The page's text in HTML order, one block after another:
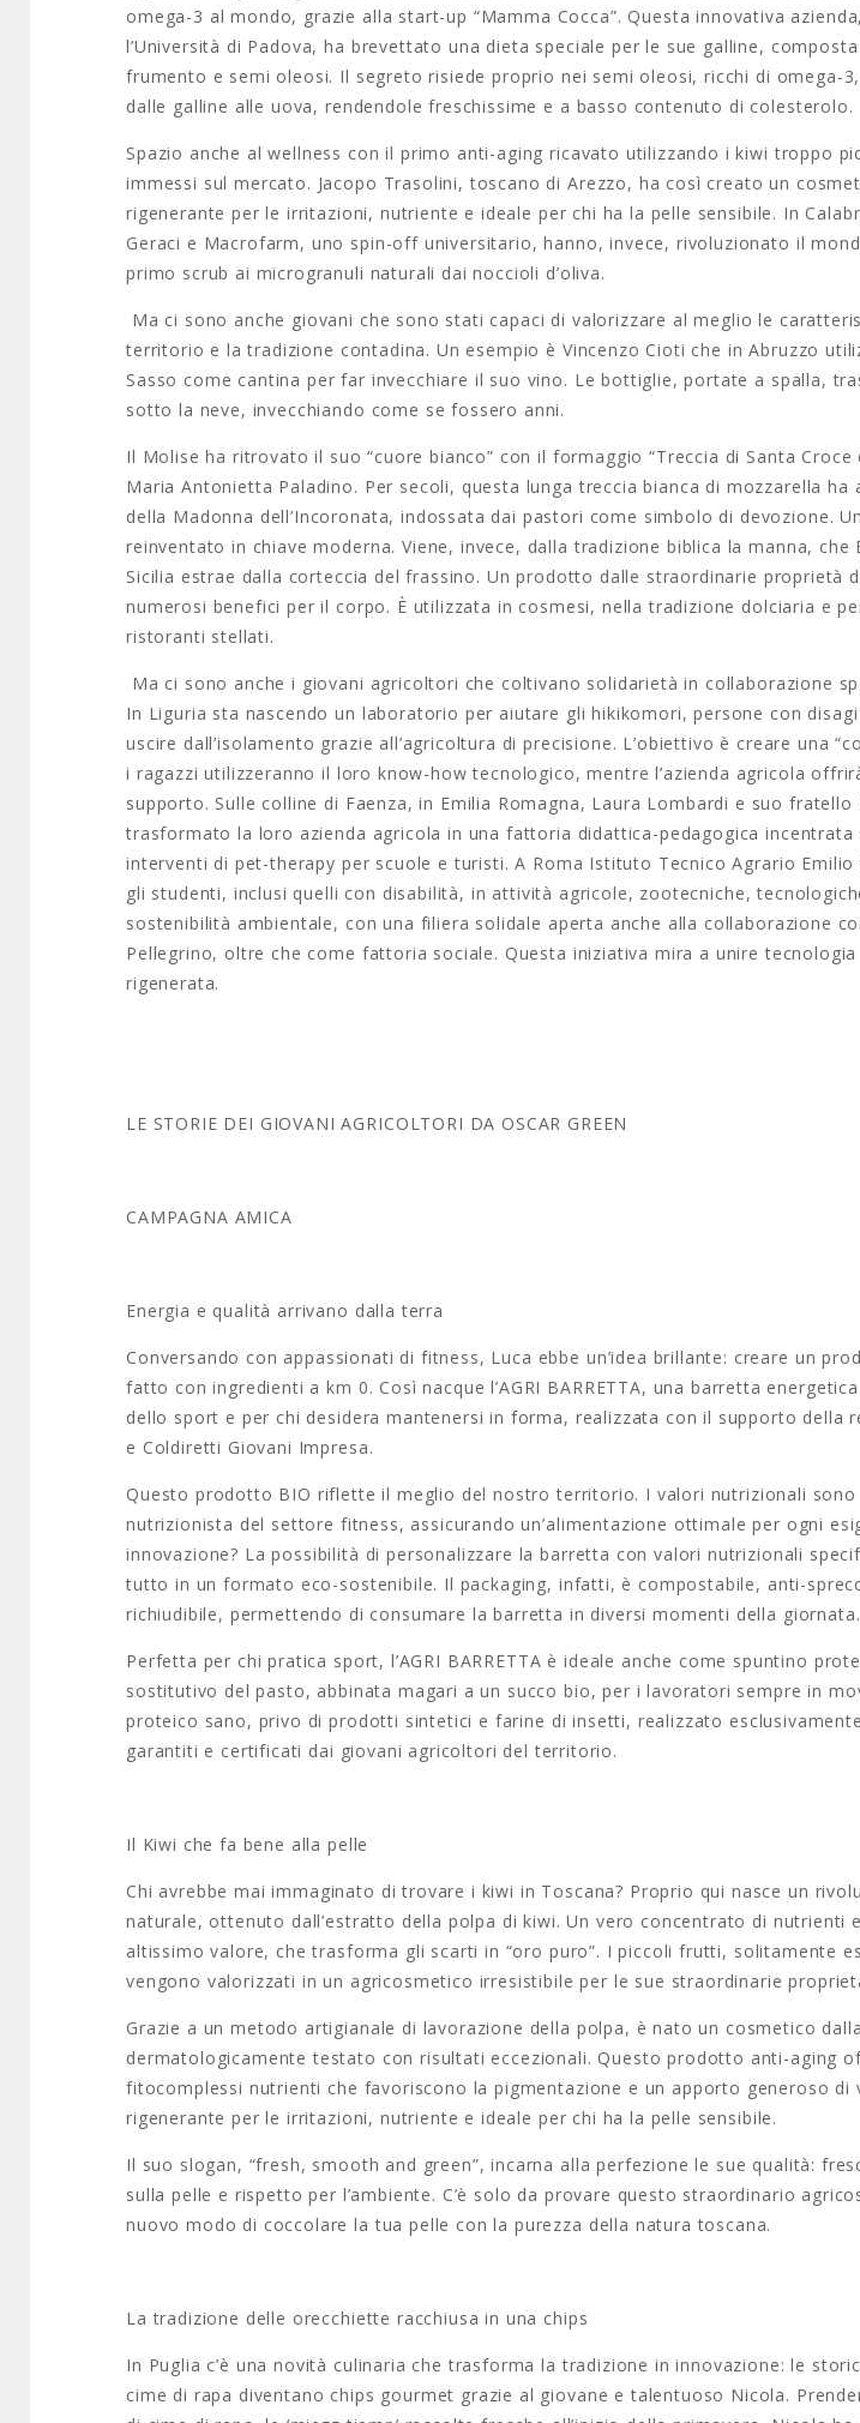
omega-3 al mondo, grazie alla start-up “Mamma Cocca”. Questa innovativa
l’Università di Padova, ha brevettato una dieta speciale per le sue galline,
frumento e semi oleosi. Il segreto risiede proprio nei semi oleosi, ricchi di omega-
dalle galline alle uova, rendendole freschissime e a basso contenuto di colesterolo.
Spazio anche al wellness con il primo anti-aging ricavato utilizzando i kiwi troppo
immessi sul mercato. Jacopo Trasolini, toscano di Arezzo, ha così creato un
rigenerante per le irritazioni, nutriente e ideale per chi ha la pelle sensibile. In
Geraci e Macrofarm, uno spin-off universitario, hanno, invece, rivoluzionato il
primo scrub ai microgranuli naturali dai noccioli d’oliva.
Ma ci sono anche giovani che sono stati capaci di valorizzare al meglio le
territorio e la tradizione contadina. Un esempio è Vincenzo Cioti che in Abruzzo
Sasso come cantina per far invecchiare il suo vino. Le bottiglie, portate a spalla,
sotto la neve, invecchiando come se fossero anni.
Il Molise ha ritrovato il suo “cuore bianco” con il formaggio “Treccia di Santa Croce
Maria Antonietta Paladino. Per secoli, questa lunga treccia bianca di mozzarella ha
della Madonna dell’Incoronata, indossata dai pastori come simbolo di devozione.
reinventato in chiave moderna. Viene, invece, dalla tradizione biblica la manna, che
Sicilia estrae dalla corteccia del frassino. Un prodotto dalle straordinarie proprietà
numerosi benefici per il corpo. È utilizzata in cosmesi, nella tradizione dolciaria e
ristoranti stellati.
Ma ci sono anche i giovani agricoltori che coltivano solidarietà in collaborazione
In Liguria sta nascendo un laboratorio per aiutare gli hikikomori, persone con
uscire dall’isolamento grazie all’agricoltura di precisione. L’obiettivo è creare una
i ragazzi utilizzeranno il loro know-how tecnologico, mentre l’azienda agricola
supporto. Sulle colline di Faenza, in Emilia Romagna, Laura Lombardi e suo fratello
trasformato la loro azienda agricola in una fattoria didattica-pedagogica incentrata
interventi di pet-therapy per scuole e turisti. A Roma Istituto Tecnico Agrario
gli studenti, inclusi quelli con disabilità, in attività agricole, zootecniche,
sostenibilità ambientale, con una filiera solidale aperta anche alla collaborazione
Pellegrino, oltre che come fattoria sociale. Questa iniziativa mira a unire
rigenerata.
LE STORIE DEI GIOVANI AGRICOLTORI DA OSCAR GREEN
CAMPAGNA AMICA
Energia e qualità arrivano dalla terra
Conversando con appassionati di fitness, Luca ebbe un’idea brillante: creare un
fatto con ingredienti a km 0. Così nacque l’AGRI BARRETTA, una barretta
dello sport e per chi desidera mantenersi in forma, realizzata con il supporto della
e Coldiretti Giovani Impresa.
Questo prodotto BIO riflette il meglio del nostro territorio. I valori nutrizionali sono
nutrizionista del settore fitness, assicurando un’alimentazione ottimale per ogni
innovazione? La possibilità di personalizzare la barretta con valori nutrizionali
tutto in un formato eco-sostenibile. Il packaging, infatti, è compostabile, anti-
richiudibile, permettendo di consumare la barretta in diversi momenti della giornata.
Perfetta per chi pratica sport, l’AGRI BARRETTA è ideale anche come spuntino
sostitutivo del pasto, abbinata magari a un succo bio, per i lavoratori sempre in
proteico sano, privo di prodotti sintetici e farine di insetti, realizzato
garantiti e certificati dai giovani agricoltori del territorio.
Il Kiwi che fa bene alla pelle
Chi avrebbe mai immaginato di trovare i kiwi in Toscana? Proprio qui nasce un
naturale, ottenuto dall’estratto della polpa di kiwi. Un vero concentrato di nutrienti
altissimo valore, che trasforma gli scarti in “oro puro”. I piccoli frutti, solitamente
vengono valorizzati in un agricosmetico irresistibile per le sue straordinarie
Grazie a un metodo artigianale di lavorazione della polpa, è nato un cosmetico
dermatologicamente testato con risultati eccezionali. Questo prodotto anti-aging
fitocomplessi nutrienti che favoriscono la pigmentazione e un apporto generoso di
rigenerante per le irritazioni, nutriente e ideale per chi ha la pelle sensibile.
Il suo slogan, “fresh, smooth and green”, incarna alla perfezione le sue qualità:
sulla pelle e rispetto per l’ambiente. C’è solo da provare questo straordinario
nuovo modo di coccolare la tua pelle con la purezza della natura toscana.
La tradizione delle orecchiette racchiusa in una chips
In Puglia c’è una novità culinaria che trasforma la tradizione in innovazione: le
cime di rapa diventano chips gourmet grazie al giovane e talentuoso Nicola.